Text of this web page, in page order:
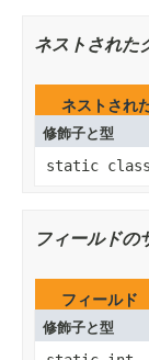
ネストされた
ネストされ
修飾子と型
static
フィールドの
フィールド
修飾子と型